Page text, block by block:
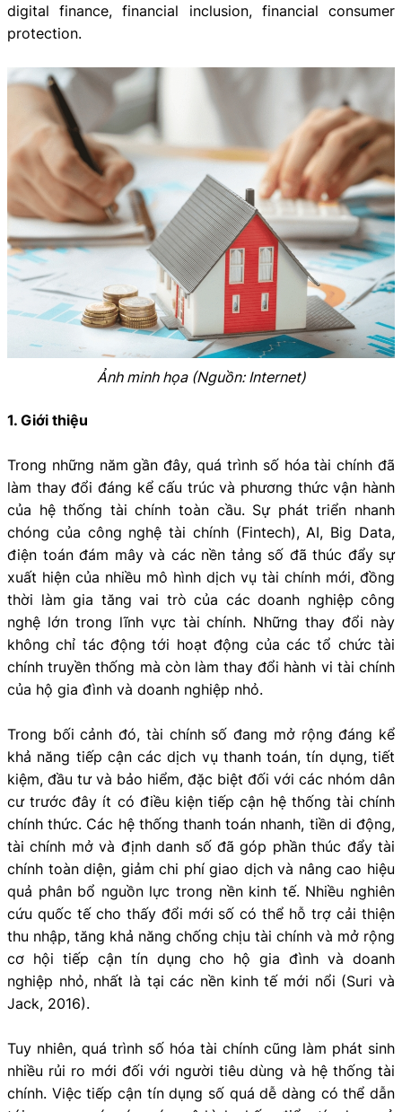
digital finance, financial inclusion, financial consumer
protection.
Ảnh minh họa (Nguồn: Internet)
1. Giới thiệu
Trong những năm gần đây, quá trình số hóa tài chính đã
làm thay đổi đáng kể cấu trúc và phương thức vận hành
của hệ thống tài chính toàn cầu. Sự phát triển nhanh
chóng của công nghệ tài chính (Fintech), AI, Big Data,
điện toán đám mây và các nền tảng số đã thúc đẩy sự
xuất hiện của nhiều mô hình dịch vụ tài chính mới, đồng
thời làm gia tăng vai trò của các doanh nghiệp công
nghệ lớn trong lĩnh vực tài chính. Những thay đổi này
không chỉ tác động tới hoạt động của các tổ chức tài
chính truyền thống mà còn làm thay đổi hành vi tài chính
của hộ gia đình và doanh nghiệp nhỏ.
Trong bối cảnh đó, tài chính số đang mở rộng đáng kể
khả năng tiếp cận các dịch vụ thanh toán, tín dụng, tiết
kiệm, đầu tư và bảo hiểm, đặc biệt đối với các nhóm dân
cư trước đây ít có điều kiện tiếp cận hệ thống tài chính
chính thức. Các hệ thống thanh toán nhanh, tiền di động,
tài chính mở và định danh số đã góp phần thúc đẩy tài
chính toàn diện, giảm chi phí giao dịch và nâng cao hiệu
quả phân bổ nguồn lực trong nền kinh tế. Nhiều nghiên
cứu quốc tế cho thấy đổi mới số có thể hỗ trợ cải thiện
thu nhập, tăng khả năng chống chịu tài chính và mở rộng
cơ hội tiếp cận tín dụng cho hộ gia đình và doanh
nghiệp nhỏ, nhất là tại các nền kinh tế mới nổi (Suri và
Jack, 2016).
Tuy nhiên, quá trình số hóa tài chính cũng làm phát sinh
nhiều rủi ro mới đối với người tiêu dùng và hệ thống tài
chính. Việc tiếp cận tín dụng số quá dễ dàng có thể dẫn